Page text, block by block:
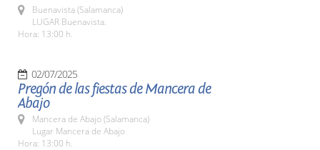
Buenavista (Salamanca)
LUGAR Buenavista.
Hora: 13:00 h.
02/07/2025
Pregón de las fiestas de Mancera de
Abajo
Mancera de Abajo (Salamanca)
Lugar Mancera de Abajo
Hora: 13:00 h.